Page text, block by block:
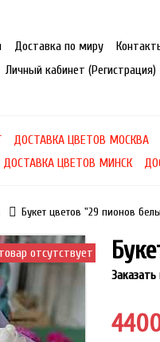
Доставка по миру
Личный кабинет (Регистрация)
ДОСТАВКА ЦВЕТОВ МОСКВА
ДОСТАВКА ЦВЕТОВ МИНСК
Букет цветов "29 пионов
товар отсутствует